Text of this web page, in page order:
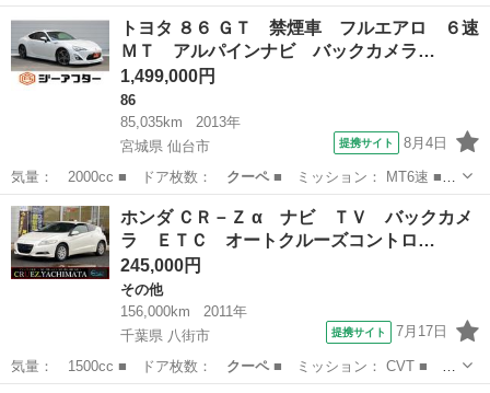
付きAT…
千葉 木更津市 その他
トヨタ ８６ ＧＴ 禁煙車 フルエアロ ６速
ＭＴ アルパインナビ バックカメラ…
1,499,000円
86
85,035km
2013年
宮城県 仙台市
提携サイト 8月4日
気量： 2000cc ■ ドア枚数： クーペ■ ミッション： MT6速 ■
店舗…
宮城 仙台市 86
ホンダ ＣＲ－Ｚ α ナビ ＴＶ バックカメ
ラ ＥＴＣ オートクルーズコントロ…
245,000円
その他
156,000km
2011年
千葉県 八街市
提携サイト 7月17日
気量： 1500cc ■ ドア枚数： クーペ■ ミッション： CVT ■ 店
舗P…